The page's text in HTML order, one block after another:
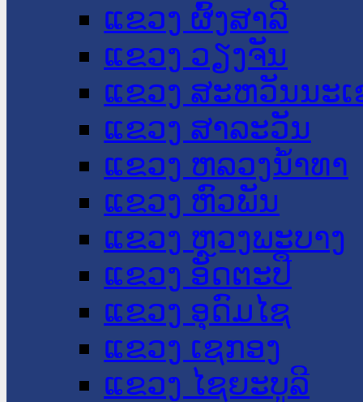
ແຂວງ ຜົ້ງສາລີ
ແຂວງ ວຽງຈັນ
ແຂວງ ສະຫວັນນະ
ແຂວງ ສາລະວັນ
ແຂວງ ຫລວງນໍ້າທາ
ແຂວງ ຫົວພັນ
ແຂວງ ຫຼວງພະບາງ
ແຂວງ ອັດຕະປື
ແຂວງ ອຸດົມໄຊ
ແຂວງ ເຊກອງ
ແຂວງ ໄຊຍະບູລີ